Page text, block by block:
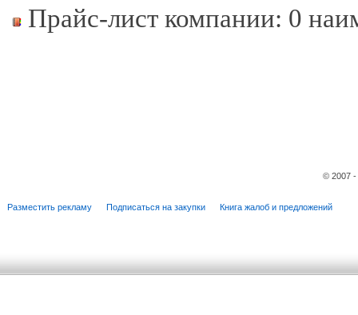
Прайс-лист компании: 0
© 2007
Разместить рекламу Подписаться на закупки Книга жалоб и предложений